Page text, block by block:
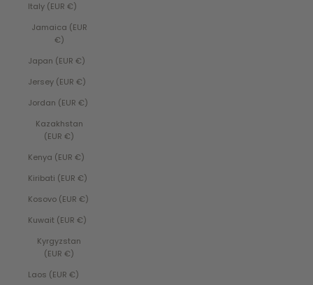
Italy (EUR €)
Jamaica (EUR
€)
Japan (EUR €)
Jersey (EUR €)
Jordan (EUR €)
Kazakhstan
(EUR €)
Kenya (EUR €)
Kiribati (EUR €)
Kosovo (EUR €)
Kuwait (EUR €)
Kyrgyzstan
(EUR €)
Laos (EUR €)